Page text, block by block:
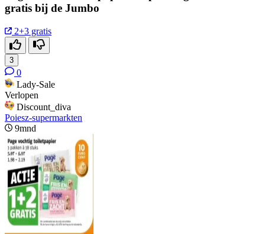
gratis bij de Jumbo
2+3 gratis
3
0
Lady-Sale
Verlopen
Discount_diva
Poiesz-supermarkten
9mnd